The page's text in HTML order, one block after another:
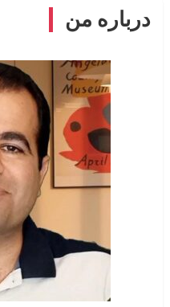
درباره من